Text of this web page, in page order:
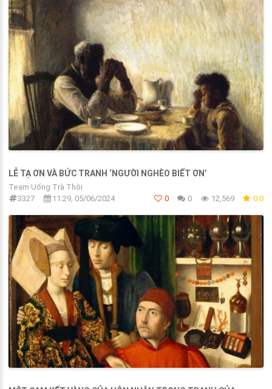
LỄ TẠ ƠN VÀ BỨC TRANH ‘NGƯỜI NGHÈO BIẾT ƠN’
Team Uống Trà Thôi
3327
11:29, 05/06/2024 0 0 12,569 0.0